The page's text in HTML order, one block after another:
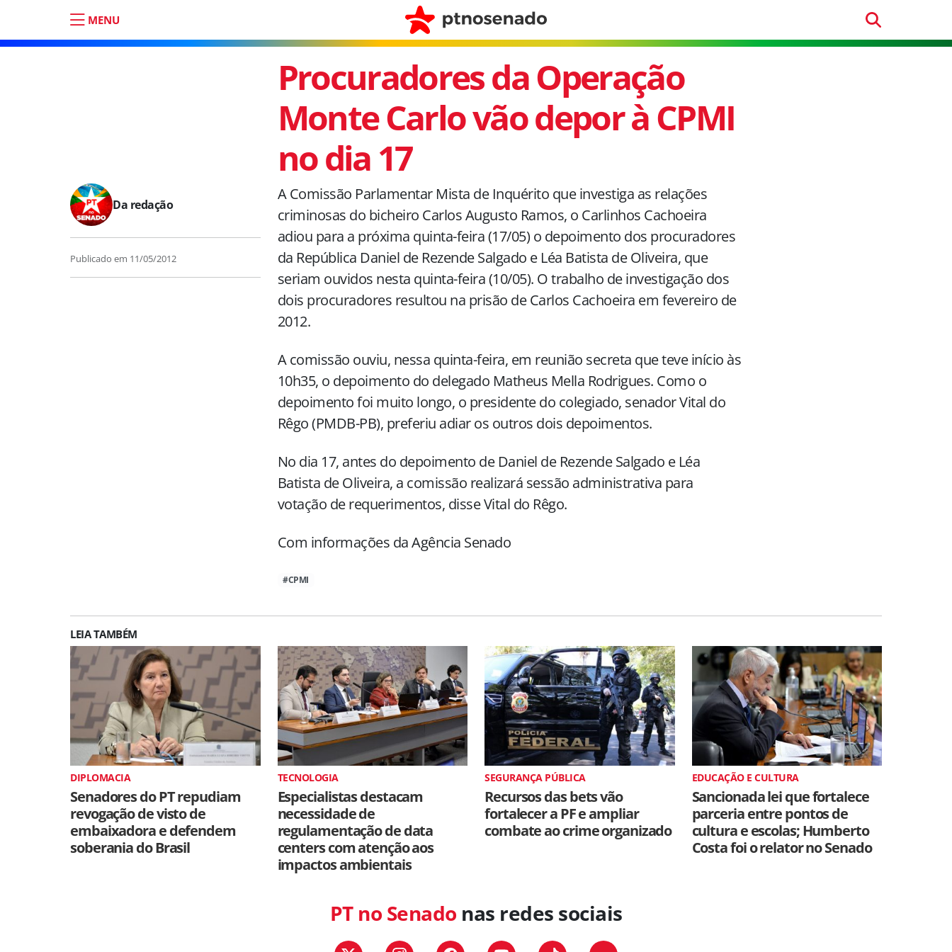
MENU
Procuradores da Operação
Monte Carlo vão depor à CPMI
no dia 17
Da redação
Publicado em 11/05/2012
A Comissão Parlamentar Mista de Inquérito que investiga as relações
criminosas do bicheiro Carlos Augusto Ramos, o Carlinhos Cachoeira
adiou para a próxima quinta-feira (17/05) o depoimento dos procuradores
da República Daniel de Rezende Salgado e Léa Batista de Oliveira, que
seriam ouvidos nesta quinta-feira (10/05). O trabalho de investigação dos
dois procuradores resultou na prisão de Carlos Cachoeira em fevereiro de
2012.
A comissão ouviu, nessa quinta-feira, em reunião secreta que teve início às
10h35, o depoimento do delegado Matheus Mella Rodrigues. Como o
depoimento foi muito longo, o presidente do colegiado, senador Vital do
Rêgo (PMDB-PB), preferiu adiar os outros dois depoimentos.
No dia 17, antes do depoimento de Daniel de Rezende Salgado e Léa
Batista de Oliveira, a comissão realizará sessão administrativa para
votação de requerimentos, disse Vital do Rêgo.
Com informações da Agência Senado
#CPMI
LEIA TAMBÉM
DIPLOMACIA
Senadores do PT repudiam
revogação de visto de
embaixadora e defendem
soberania do Brasil
TECNOLOGIA
Especialistas destacam
necessidade de
regulamentação de data
centers com atenção aos
impactos ambientais
SEGURANÇA PÚBLICA
Recursos das bets vão
fortalecer a PF e ampliar
combate ao crime organizado
EDUCAÇÃO E CULTURA
Sancionada lei que fortalece
parceria entre pontos de
cultura e escolas; Humberto
Costa foi o relator no Senado
PT no Senado nas redes sociais